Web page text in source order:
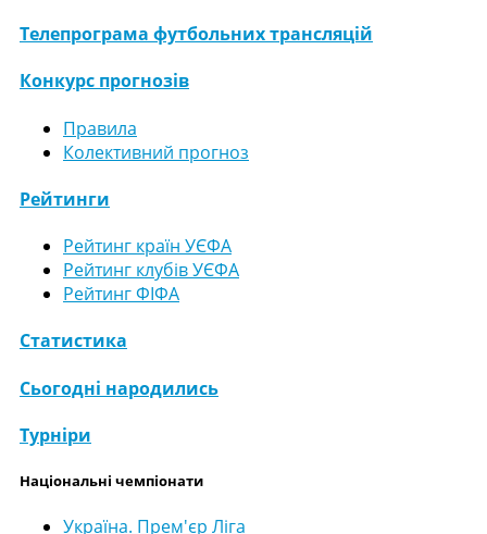
Телепрограма футбольних трансляцій
Конкурс прогнозів
Правила
Колективний прогноз
Рейтинги
Рейтинг країн УЄФА
Рейтинг клубів УЄФА
Рейтинг ФІФА
Статистика
Сьогодні народились
Турніри
Національні чемпіонати
Україна. Прем'єр Ліга